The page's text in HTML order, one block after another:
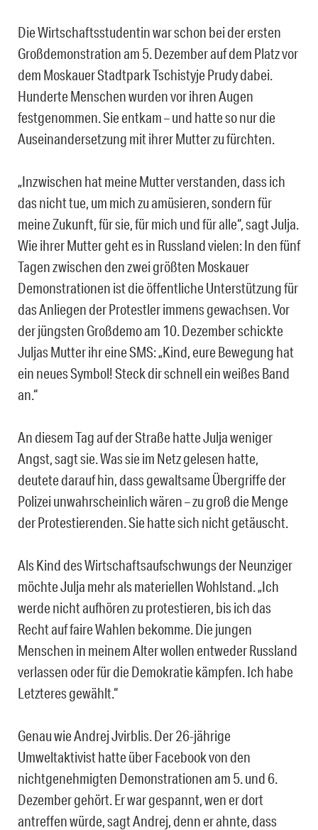
Die Wirtschaftsstudentin war schon bei der ersten
Großdemonstration am 5. Dezember auf dem Platz vor
dem Moskauer Stadtpark Tschistyje Prudy dabei.
Hunderte Menschen wurden vor ihren Augen
festgenommen. Sie entkam – und hatte so nur die
Auseinandersetzung mit ihrer Mutter zu fürchten.
„Inzwischen hat meine Mutter verstanden, dass ich
das nicht tue, um mich zu amüsieren, sondern für
meine Zukunft, für sie, für mich und für alle“, sagt Julja.
Wie ihrer Mutter geht es in Russland vielen: In den fünf
Tagen zwischen den zwei größten Moskauer
Demonstrationen ist die öffentliche Unterstützung für
das Anliegen der Protestler immens gewachsen. Vor
der jüngsten Großdemo am 10. Dezember schickte
Juljas Mutter ihr eine SMS: „Kind, eure Bewegung hat
ein neues Symbol! Steck dir schnell ein weißes Band
an.“
An diesem Tag auf der Straße hatte Julja weniger
Angst, sagt sie. Was sie im Netz gelesen hatte,
deutete darauf hin, dass gewaltsame Übergriffe der
Polizei unwahrscheinlich wären – zu groß die Menge
der Protestierenden. Sie hatte sich nicht getäuscht.
Als Kind des Wirtschaftsaufschwungs der Neunziger
möchte Julja mehr als materiellen Wohlstand. „Ich
werde nicht aufhören zu protestieren, bis ich das
Recht auf faire Wahlen bekomme. Die jungen
Menschen in meinem Alter wollen entweder Russland
verlassen oder für die Demokratie kämpfen. Ich habe
Letzteres gewählt.“
Genau wie Andrej Jvirblis. Der 26-jährige
Umweltaktivist hatte über Facebook von den
nichtgenehmigten Demonstrationen am 5. und 6.
Dezember gehört. Er war gespannt, wen er dort
antreffen würde, sagt Andrej, denn er ahnte, dass